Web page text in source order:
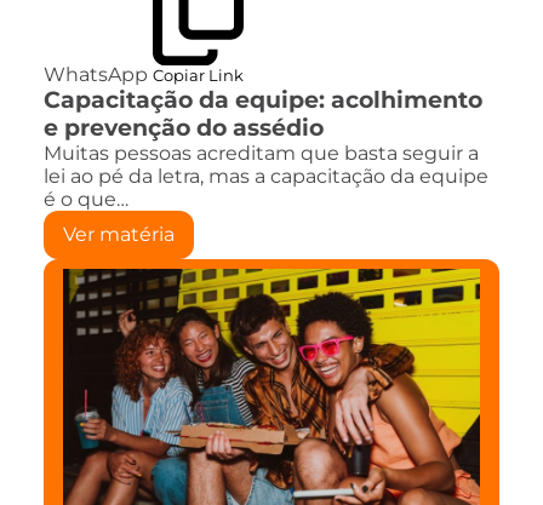
WhatsApp Copiar Link
Capacitação da equipe: acolhimento
e prevenção do assédio
Muitas pessoas acreditam que basta seguir a
lei ao pé da letra, mas a capacitação da equipe
é o que…
Ver matéria